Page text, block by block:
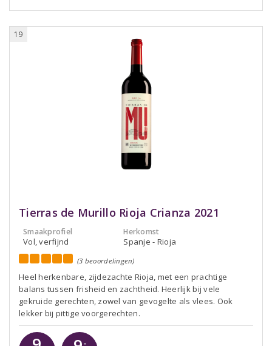
19
Tierras de Murillo Rioja Crianza 2021
Smaakprofiel
Vol, verfijnd
Herkomst
Spanje - Rioja
(3 beoordelingen)
Heel herkenbare, zijdezachte Rioja, met een prachtige
balans tussen frisheid en zachtheid. Heerlijk bij vele
gekruide gerechten, zowel van gevogelte als vlees. Ook
lekker bij pittige voorgerechten.
-